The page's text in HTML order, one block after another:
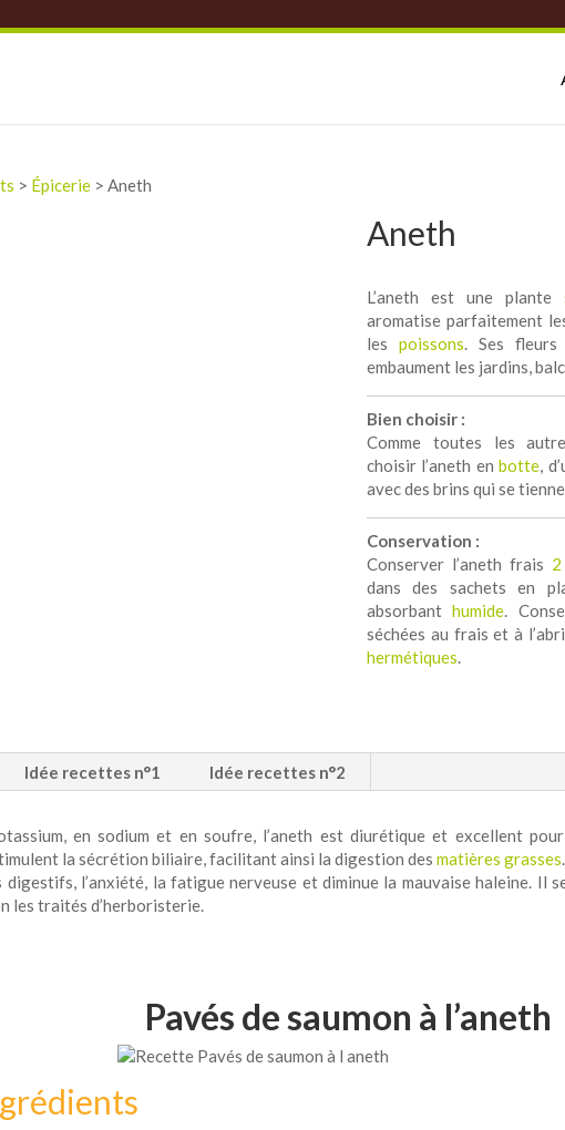
> Épicerie > Aneth
Aneth
L’aneth est une plante
aromatise parfaitement
les poissons. Ses
embaument les jardins,
Bien choisir :
Comme toutes les
choisir l’aneth enbotte,
avec des brins qui se
Conservation :
Conserver l’aneth frais
dans des sachets en
absorbanthumide.
séchées au frais et à
hermétiques.
Idée recettes n°1 Idée recettes n°2
en sodium et en soufre, l’aneth est diurétique et excellent
la sécrétion biliaire, facilitant ainsi la digestion des matières grasses
digestifs, l’anxiété, la fatigue nerveuse et diminue la mauvaise haleine. Il
les traités d’herboristerie.
Pavés de saumon à l’aneth